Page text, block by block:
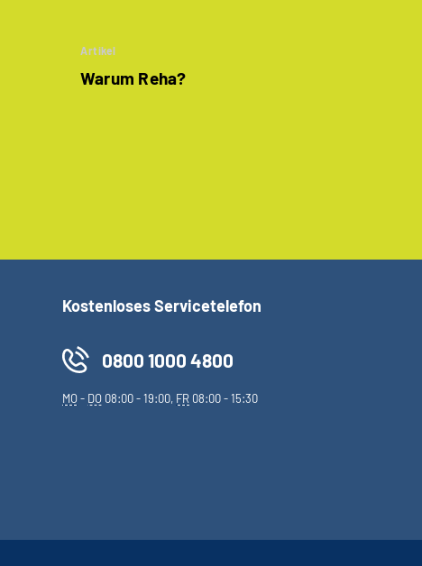
Artikel
Warum Reha?
Kostenloses Servicetelefon
0800 1000 4800
MO- DO 08:00 - 19:00, FR 08:00 - 15:30